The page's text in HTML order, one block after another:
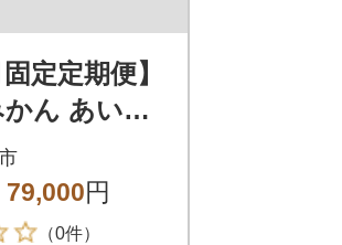
定定期便】
ん あいか
いよかん せ
ン カラマン
回
79,000円
（0件）